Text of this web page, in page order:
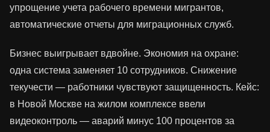
упрощение учета рабочего времени мигрантов,
автоматические отчеты для миграционных служб.
Бизнес выигрывает вдвойне. Экономия на охране:
одна система заменяет 10 сотрудников. Снижение
текучести — работники чувствуют защищенность. Кейс:
в Новой Москве на жилом комплексе ввели
видеоконтроль — аварий минус 100 процентов за